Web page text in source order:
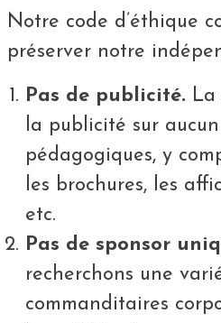
Notre code d’éthique
préserver notre
Pas de publicité. La
la publicité sur
pédagogiques, y
les brochures, les
etc.
Pas de sponsor
recherchons une
commanditaires